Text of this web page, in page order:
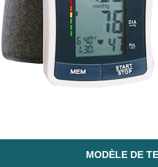
MODÈLE DE